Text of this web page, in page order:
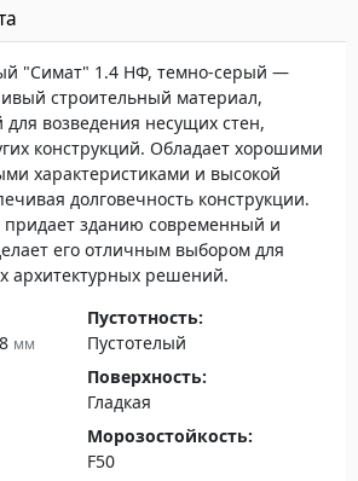
"Симат" 1.4 НФ, темно-серый —
строительный материал,
возведения несущих стен,
конструкций. Обладает хорошими
характеристиками и высокой
долговечность конструкции.
зданию современный и
его отличным выбором для
архитектурных решений.
мм
Пустотность:
Пустотелый
Поверхность:
Гладкая
Морозостойкость:
F50